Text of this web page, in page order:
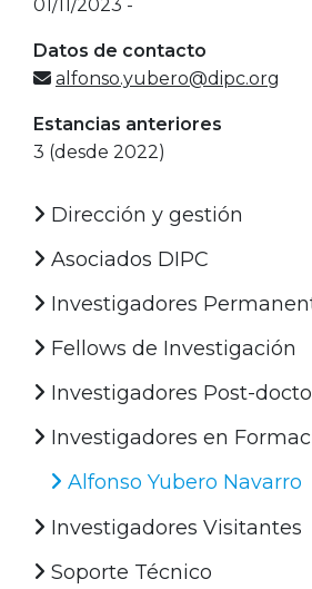
01/11/2023 -
Datos de contacto
alfonso.yubero@dipc.org
Estancias anteriores
3 (desde 2022)
Dirección y gestión
Asociados DIPC
Investigadores
Fellows de Investigación
Investigadores Post-
Investigadores en
Alfonso Yubero Navarro
Investigadores Visitantes
Soporte Técnico